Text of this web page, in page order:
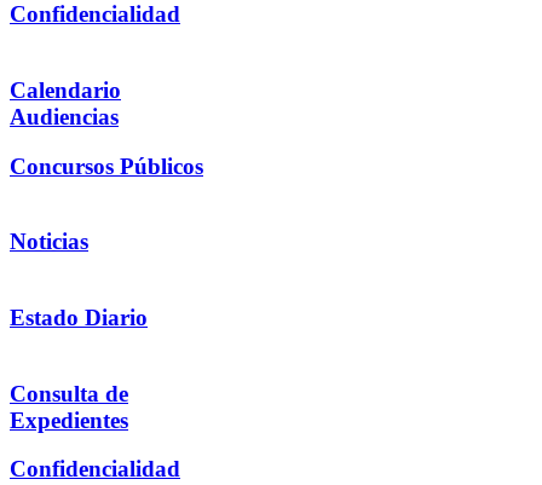
Confidencialidad
Calendario
Audiencias
Concursos Públicos
Noticias
Estado Diario
Consulta de
Expedientes
Confidencialidad